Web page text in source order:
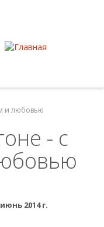
и любовью
- с
2014 г.